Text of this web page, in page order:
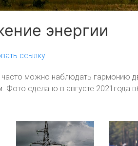
эти редкие ели…»
энергии
ссылку
можно наблюдать гармонию
Фото сделано в августе 2021года